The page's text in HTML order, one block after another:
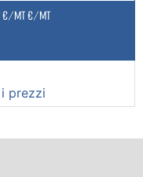
€/MT €/MT
prezzi